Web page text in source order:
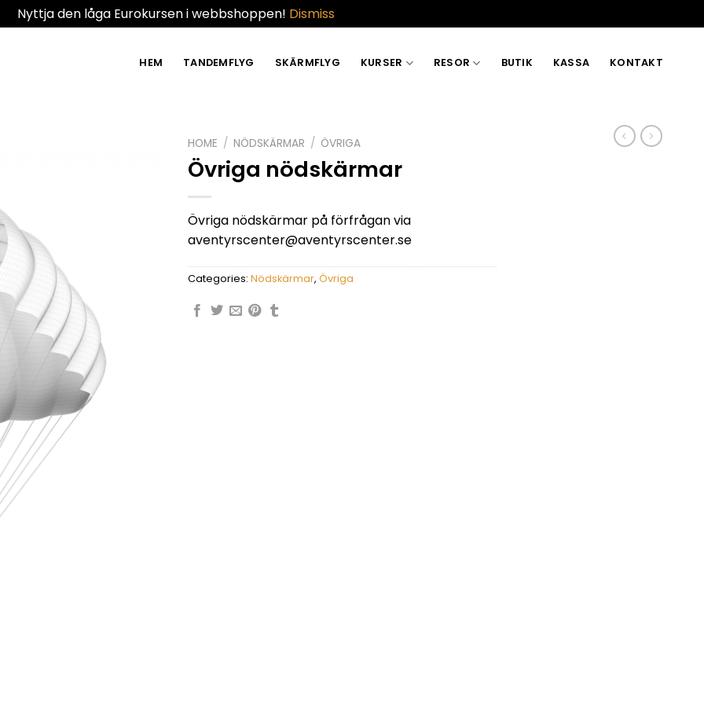
Nyttja den låga Eurokursen i webbshoppen! Dismiss
HEM TANDEMFLYG SKÄRMFLYG KURSER RESOR BUTIK KASSA KONTAKT
HOME / NÖDSKÄRMAR / ÖVRIGA
Övriga nödskärmar
Övriga nödskärmar på förfrågan via
aventyrscenter@aventyrscenter.se
Categories: Nödskärmar, Övriga